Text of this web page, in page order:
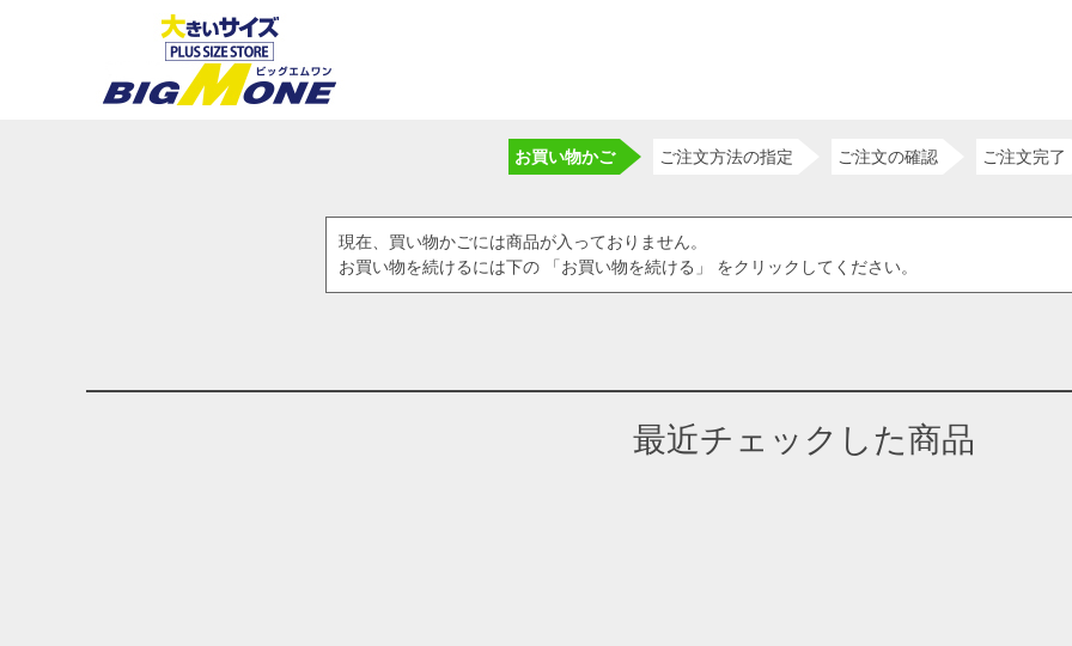
お買い物かご ご注文方法の指定 ご注文の確認 ご注文完了
現在、買い物かごには商品が入っておりません。
お買い物を続けるには下の 「お買い物を続ける」 をクリックしてください。
最近チェックした商品